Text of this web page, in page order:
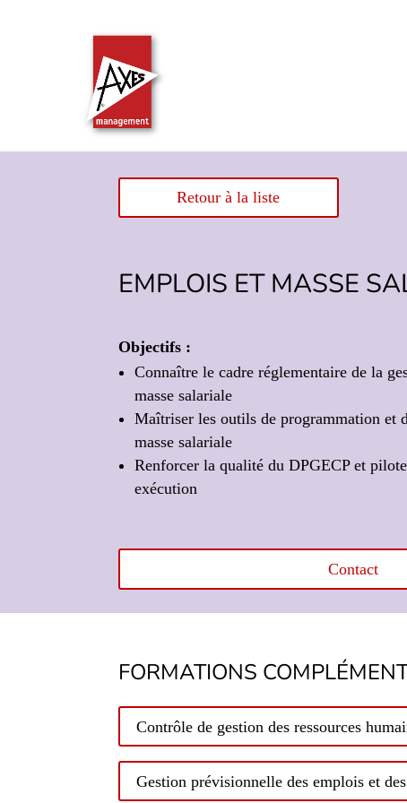
Retour à la liste
EMPLOIS ET MASSE
Objectifs :
Connaître le cadre réglementaire de la
masse salariale
Maîtriser les outils de programmation et
masse salariale
Renforcer la qualité du DPGECP et
exécution
Contact
FORMATIONS
Contrôle de gestion des ressources
Gestion prévisionnelle des emplois et